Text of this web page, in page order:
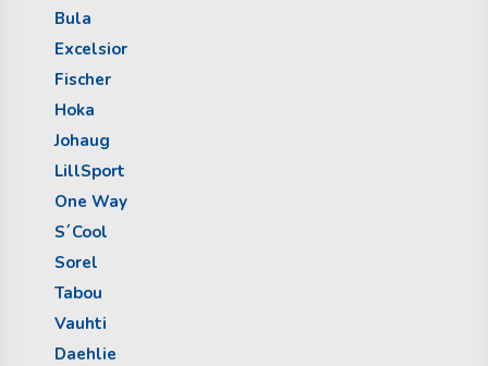
Bula
Excelsior
Fischer
Hoka
Johaug
LillSport
One Way
S´Cool
Sorel
Tabou
Vauhti
Daehlie